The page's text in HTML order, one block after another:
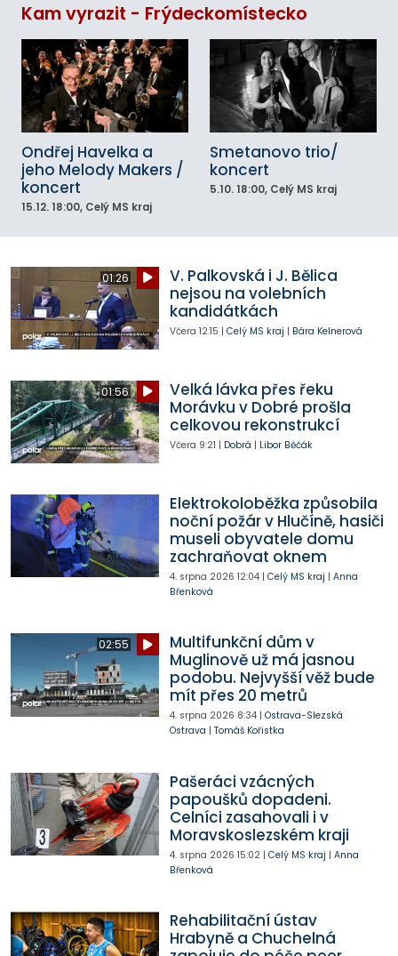
Kam vyrazit - Frýdeckomístecko
Ondřej Havelka a
jeho Melody Makers /
koncert
15.12. 18:00, Celý MS kraj
Smetanovo trio/
koncert
5.10. 18:00, Celý MS kraj
01:26
V. Palkovská i J. Bělica
nejsou na volebních
kandidátkách
Včera 12:15 | Celý MS kraj | Bára Kelnerová
01:56
Velká lávka přes řeku
Morávku v Dobré prošla
celkovou rekonstrukcí
Včera 9:21 | Dobrá | Libor Běčák
Elektrokoloběžka způsobila
noční požár v Hlučíně, hasiči
museli obyvatele domu
zachraňovat oknem
4. srpna 2026 12:04| Celý MS kraj | Anna
Břenková
02:55
Multifunkční dům v
Muglinově už má jasnou
podobu. Nejvyšší věž bude
mít přes 20 metrů
4. srpna 2026 8:34| Ostrava-Slezská
Ostrava | Tomáš Kořistka
Pašeráci vzácných
papoušků dopadeni.
Celníci zasahovali i v
Moravskoslezském kraji
4. srpna 2026 15:02| Celý MS kraj | Anna
Břenková
Rehabilitační ústav
Hrabyně a Chuchelná